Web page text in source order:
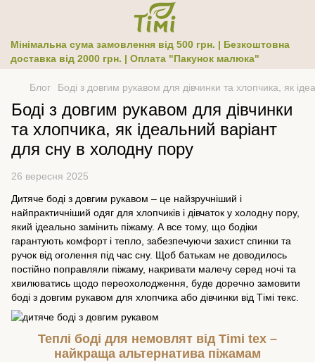
Мінімальна сума замовлення від 500 грн. | Безкоштовна
доставка від 2000 грн. | Оплата "Пакунок малюка"
Блог Боді з довгим рукавом для дівчинки та хлопчика, як
Боді з довгим рукавом для дівчинки
та хлопчика, як ідеальний варіант
для сну в холодну пору
26 вересня 2025
Дитяче боді з довгим рукавом – це найзручніший і
найпрактичніший одяг для хлопчиків і дівчаток у холодну пору,
який ідеально замінить піжаму. А все тому, що бодіки
гарантують комфорт і тепло, забезпечуючи захист спинки та
ручок від оголення під час сну. Щоб батькам не доводилось
постійно поправляли піжаму, накривати малечу серед ночі та
хвилюватись щодо переохолодження, буде доречно замовити
боді з довгим рукавом для хлопчика або дівчинки від Тімі текс.
Теплі боді для немовлят від Timi tex –
найкраща альтернатива піжамам